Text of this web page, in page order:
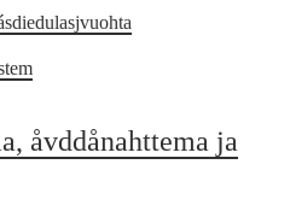
åvddånahttema ja